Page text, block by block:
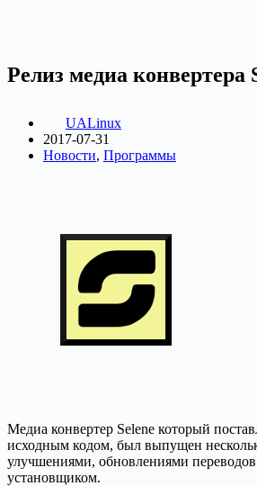
Релиз медиа конвертера
UALinux
2017-07-31
Новости, Программы
Медиа конвертер Selene который
исходным кодом, был выпущен
улучшениями, обновлениями
установщиком.